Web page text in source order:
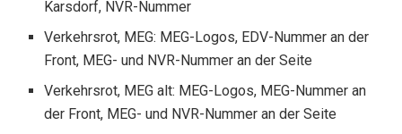
Karsdorf, NVR-Nummer
Verkehrsrot, MEG: MEG-Logos, EDV-Nummer an der
Front, MEG- und NVR-Nummer an der Seite
Verkehrsrot, MEG alt: MEG-Logos, MEG-Nummer an
der Front, MEG- und NVR-Nummer an der Seite